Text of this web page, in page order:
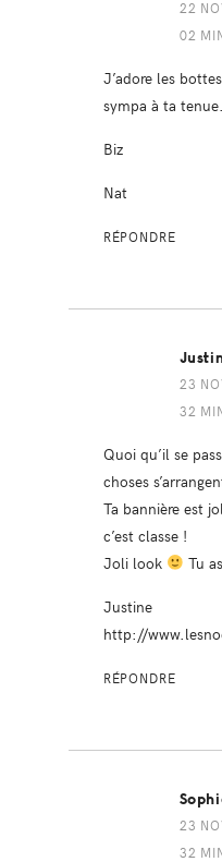
22
02
J’adore les
sympa à ta tenue.
Biz
Nat
RÉPONDRE
23
32
Quoi qu’il se
choses
Ta bannière est
c’est classe !
Joli look
Tu
Justine
http://
RÉPONDRE
23
32